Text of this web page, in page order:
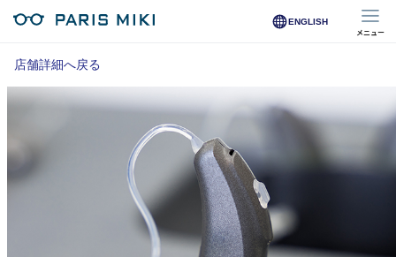
ENGLISH
メニュー
マイページ
Opera Club会員
オンラインショップ会員
※オンラインで会員登録された方
店舗詳細へ戻る